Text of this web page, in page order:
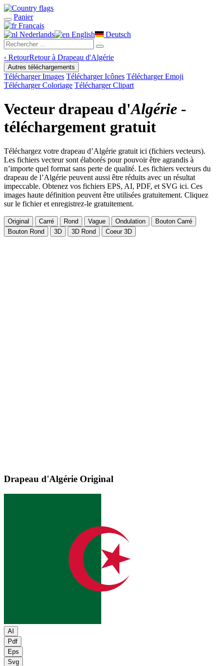
Panier
Français
Nederlands
English Deutsch
‹ RetourRetour à Drapeau d'Algérie
Autres téléchargements
Télécharger Images Télécharger Icônes Télécharger Emoji
Télécharger Coloriage Télécharger Clipart
Vecteur drapeau d'Algérie -
téléchargement gratuit
Téléchargez votre drapeau d’Algérie gratuit ici (fichiers vecteurs).
Les fichiers vecteur sont élaborés pour pouvoir être agrandis à
n’importe quel format sans perte de qualité. Les fichiers vecteurs du
drapeau de l’Algérie peuvent aussi être réduits avec un résultat
impeccable. Obtenez vos fichiers EPS, AI, PDF, et SVG ici. Ces
images haute définition peuvent être utilisées gratuitement. Cliquez
sur le fichier et enregistrez-le gratuitement.
Original Carré Rond Vague Ondulation
Bouton Carré
Bouton Rond
3D 3D Rond Coeur 3D
Drapeau d'Algérie Original
AI
Pdf
Eps
Svg